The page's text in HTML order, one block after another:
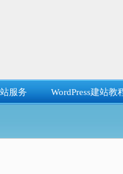
服务 WordPress建站教